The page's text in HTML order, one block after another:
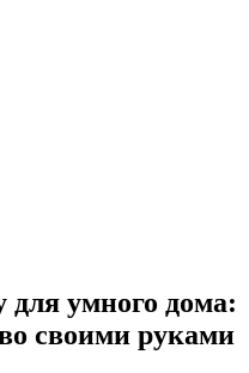
для умного дома:
своими руками